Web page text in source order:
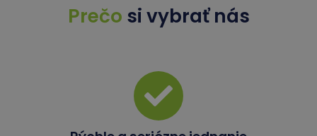
Prečo si vybrať nás